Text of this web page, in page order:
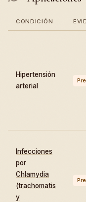
CONDICIÓN
Hipertensión
arterial
Infecciones
por
Chlamydia
(trachomatis
y